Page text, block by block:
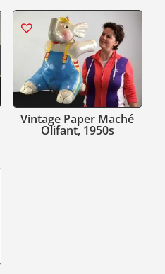
Vintage Paper Maché
Olifant, 1950s